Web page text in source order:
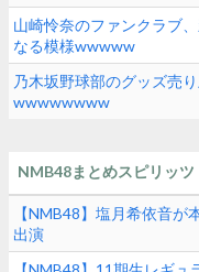
山崎怜奈のファンクラブ
なる模様wwwww
乃木坂野球部のグッズ売
wwwwwwww
NMB48まとめスピリッツ
【NMB48】塩月希依音
出演